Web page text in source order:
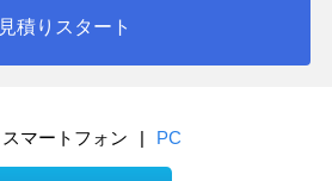
見積りスタート
スマートフォン | PC